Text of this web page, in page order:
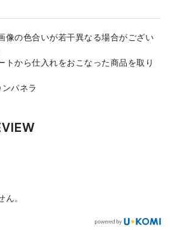
像の色合いが若干異なる場合がござい
から仕入れをおこなった商品を取り
パネラ
ん。